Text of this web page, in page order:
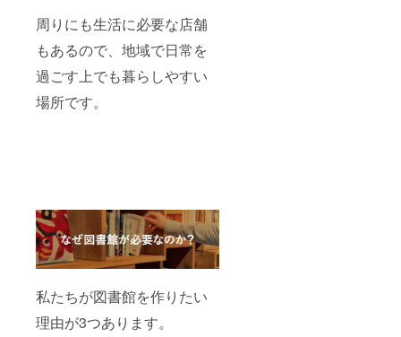
周りにも生活に必要な店舗
もあるので、地域で日常を
過ごす上でも暮らしやすい
場所です。
私たちが図書館を作りたい
理由が3つあります。